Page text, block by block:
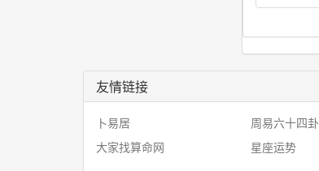
友情链接
卜易居 周易六十四卦
大家找算命网
星座运势